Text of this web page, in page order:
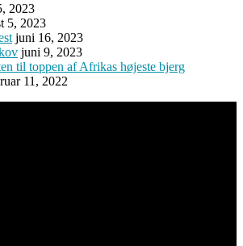
2023
5, 2023
juni 16, 2023
juni 9, 2023
til toppen af Afrikas højeste bjerg
11, 2022